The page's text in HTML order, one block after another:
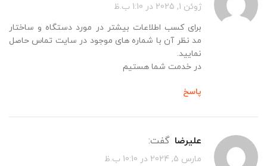
ژوئن 1, 2025 در 1:10 ب.ظ
برای کسب اطلاعات بیشتر در مورد دستگاه و ساختار
مد نظر آن با شماره های موجود در سایت تماس حاصل
نمایید.
در خدمت شما هستیم
پاسخ
علیرضا گفت:
مارس 5, 2024 در 10:10 ب.ظ